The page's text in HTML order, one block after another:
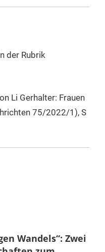
der Rubrik
Li Gerhalter: Frauen
75/2022/1), S
Wandels“: Zwei